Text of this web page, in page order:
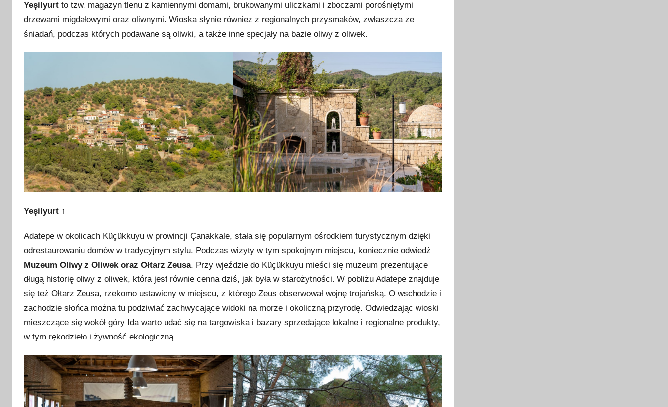
Yeşilyurt to tzw. magazyn tlenu z kamiennymi domami, brukowanymi uliczkami i zboczami porośniętymi
drzewami migdałowymi oraz oliwnymi. Wioska słynie również z regionalnych przysmaków, zwłaszcza ze
śniadań, podczas których podawane są oliwki, a także inne specjały na bazie oliwy z oliwek.
Yeşilyurt ↑
Adatepe w okolicach Küçükkuyu w prowincji Çanakkale, stała się popularnym ośrodkiem turystycznym dzięki
odrestaurowaniu domów w tradycyjnym stylu. Podczas wizyty w tym spokojnym miejscu, koniecznie odwiedź
Muzeum Oliwy z Oliwek oraz Ołtarz Zeusa. Przy wjeździe do Küçükkuyu mieści się muzeum prezentujące
długą historię oliwy z oliwek, która jest równie cenna dziś, jak była w starożytności. W pobliżu Adatepe znajduje
się też Ołtarz Zeusa, rzekomo ustawiony w miejscu, z którego Zeus obserwował wojnę trojańską. O wschodzie i
zachodzie słońca można tu podziwiać zachwycające widoki na morze i okoliczną przyrodę. Odwiedzając wioski
mieszczące się wokół góry Ida warto udać się na targowiska i bazary sprzedające lokalne i regionalne produkty,
w tym rękodzieło i żywność ekologiczną.